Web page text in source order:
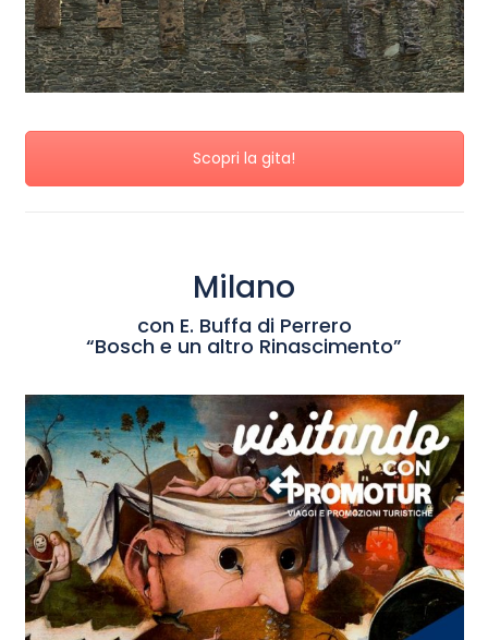
Scopri la gita!
Milano
con E. Buffa di Perrero
“Bosch e un altro Rinascimento”